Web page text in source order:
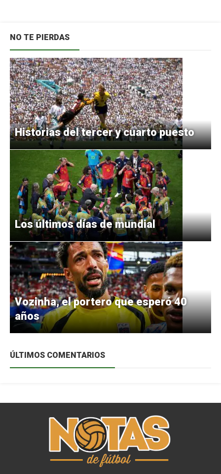
NO TE PIERDAS
Historias del tercer y cuarto puesto
Los últimos días de mundial
Vozinha, el portero que esperó 40
años
ÚLTIMOS COMENTARIOS